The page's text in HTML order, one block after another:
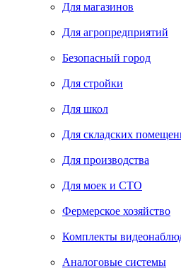
Для магазинов
Для агропредприятий
Безопасный город
Для стройки
Для школ
Для складских
Для производства
Для моек и СТО
Фермерское хозяйство
Комплекты
Аналоговые системы